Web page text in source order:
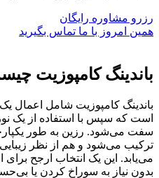
رایگان
با ما تماس بگیرید
کامپوزیت چیست؟
کامپوزیت شامل اعمال یک
سپس با استفاده از یک نور
رزین به طور یکپارچه با
می‌شود و هم از نظر زیبایی و هم
این یک انتخاب ارجح برای
نیاز به سوراخ کردن یا بی‌حسی